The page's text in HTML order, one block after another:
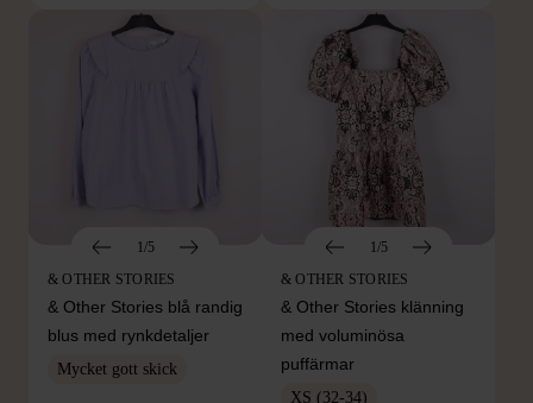
1/5
& OTHER STORIES
& Other Stories blå randig
blus med rynkdetaljer
Mycket gott skick
1/5
& OTHER STORIES
& Other Stories klänning
med voluminösa
puffärmar
XS (32-34)